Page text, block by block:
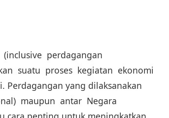
perdagangan
suatu proses kegiatan ekonomi
Perdagangan yang dilaksanakan
maupun antar Negara